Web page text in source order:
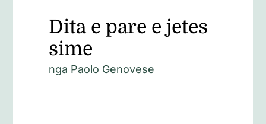
Dita e pare e jetes
sime
nga Paolo Genovese